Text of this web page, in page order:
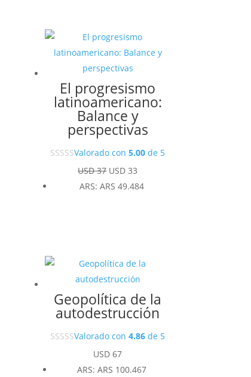
El progresismo
latinoamericano:
Balance y
perspectivas
Valorado con5.00 de 5
USD37 El
precio
USD 33
precio
ARS:ARS 49.484
Geopolítica de la
autodestrucción
Valorado con4.86 de 5
USD 67
ARS:ARS 100.467